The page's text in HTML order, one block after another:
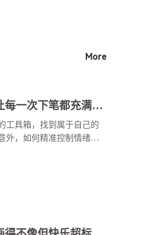
More
学员作品分享Vol.84丨让每一次下笔都充满生命力
工具箱，找到属于自己的
外，如何精准控制情绪的